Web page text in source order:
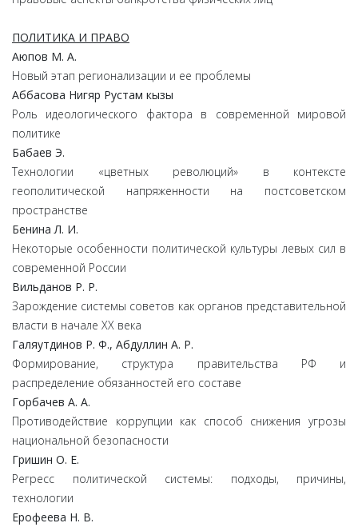
ПОЛИТИКА И ПРАВО
Аюпов М. А.
Новый этап регионализации и ее проблемы
Аббасова Нигяр Рустам кызы
Роль идеологического фактора в современной мировой
политике
Бабаев Э.
Технологии «цветных революций» в контексте
геополитической напряженности на постсоветском
пространстве
Бенина Л. И.
Некоторые особенности политической культуры левых сил в
современной России
Вильданов Р. Р.
Зарождение системы советов как органов представительной
власти в начале ХХ века
Галяутдинов Р. Ф., Абдуллин А. Р.
Формирование, структура правительства РФ и
распределение обязанностей его составе
Горбачев А. А.
Противодействие коррупции как способ снижения угрозы
национальной безопасности
Гришин О. Е.
Регресс политической системы: подходы, причины,
технологии
Ерофеева Н. В.